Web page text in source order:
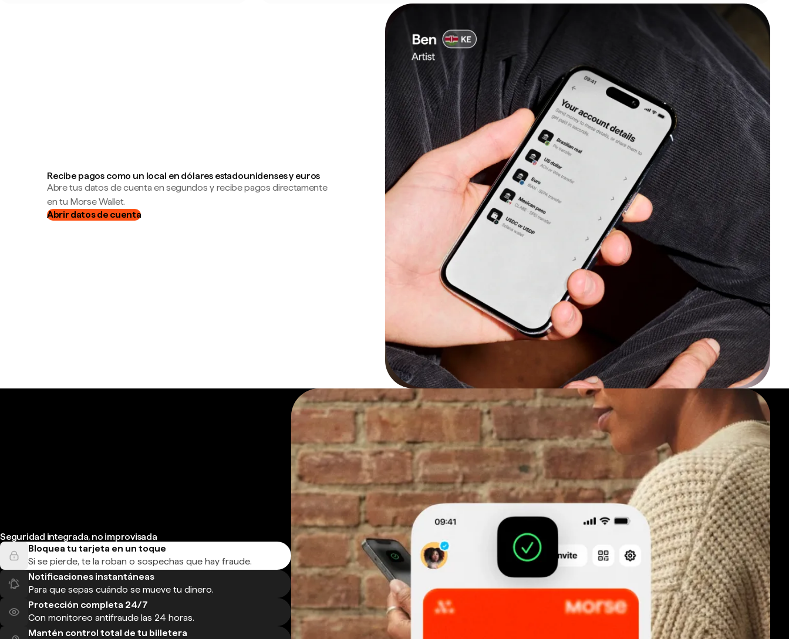
Recibe pagos como un local en dólares estadounidenses y euros
Abre tus datos de cuenta en segundos y recibe pagos directamente
en tu Morse Wallet.
Abrir datos de cuenta
Seguridad integrada, no improvisada
Bloquea tu tarjeta en un toque
Si se pierde, te la roban o sospechas que hay fraude.
Notificaciones instantáneas
Para que sepas cuándo se mueve tu dinero.
Protección completa 24/7
Con monitoreo antifraude las 24 horas.
Mantén control total de tu billetera